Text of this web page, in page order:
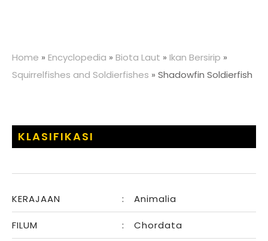
Home » Encyclopedia » Biota Laut » Ikan Bersirip »
Squirrelfishes and Soldierfishes » Shadowfin Soldierfish
KLASIFIKASI
KERAJAAN : Animalia
FILUM : Chordata